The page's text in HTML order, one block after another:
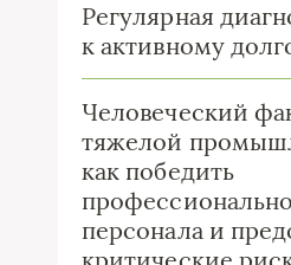
Регулярная
к активному
Человеческий
тяжелой
как победить
персонала и